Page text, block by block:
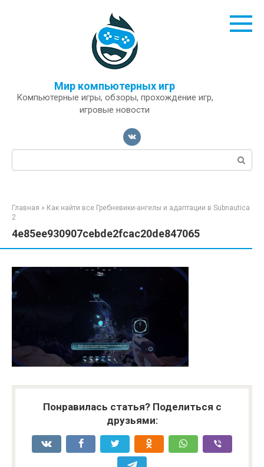
Мир компьютерных игр
Компьютерные игры, обзоры, прохождение игр,
игровые новости
Поиск:
Главная » Как найти все Гребневики-ангелы и адаптации в Subnautica
2
4e85ee930907cebde2fcac20de847065
Понравилась статья? Поделиться с
друзьями: